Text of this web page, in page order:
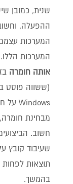
שנית, כמובן
ההפעלה,
המערכות
אותה חומרה
(ששווה פוסט
מבחינת
חשוב.
שעיבוד קובץ
תוצאות לפחות
בהמשך.